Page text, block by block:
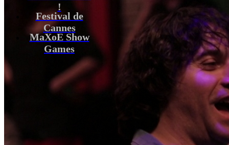
!
Festival de
Cannes
MaXoE Show
Games